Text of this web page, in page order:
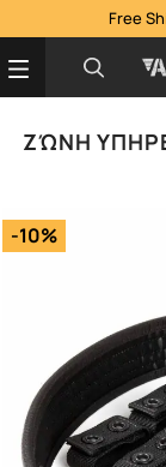
Free
ΖΏΝΗ
-10%